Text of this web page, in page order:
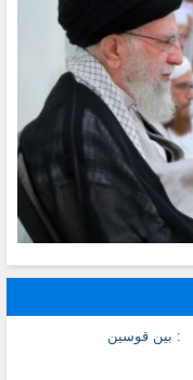
: بين قوسين